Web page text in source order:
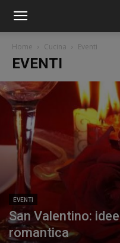
Home Cucina Eventi
EVENTI
EVENTI
San Valentino:
romantica